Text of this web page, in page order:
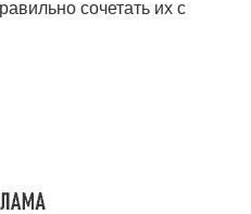
сочетать их с